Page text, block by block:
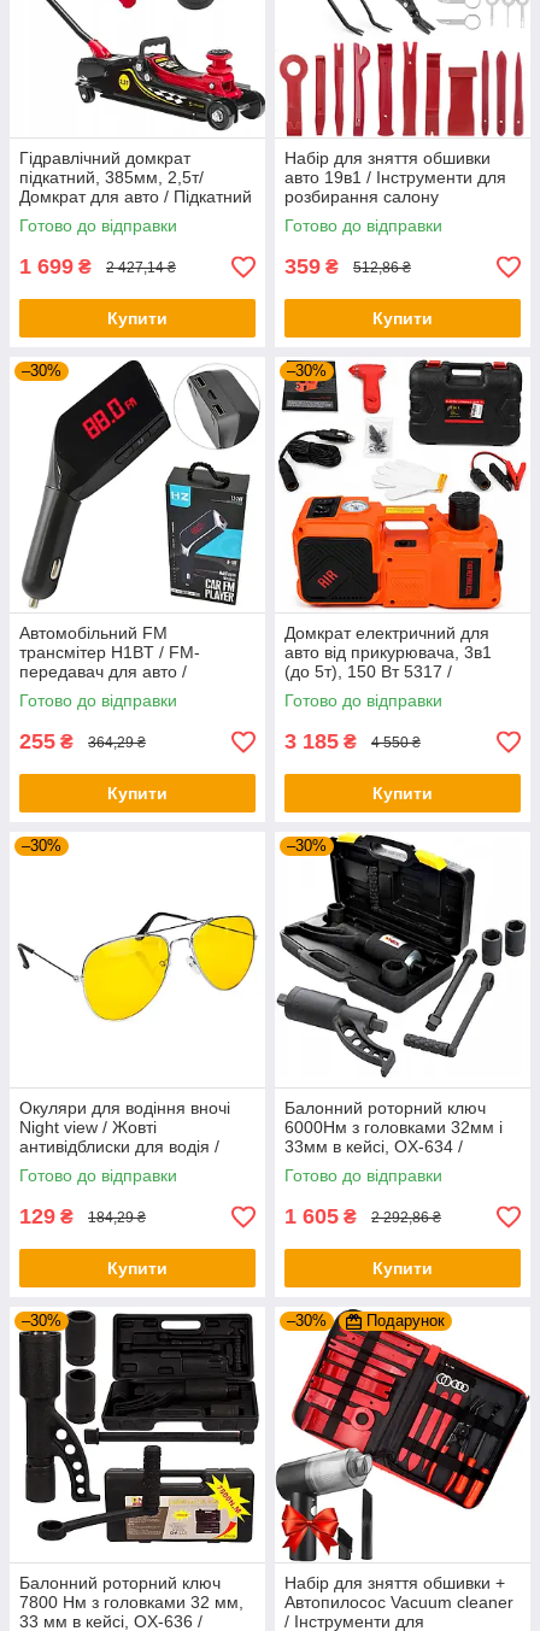
Гідравлічний домкрат
підкатний, 385мм, 2,5т/
Домкрат для авто / Підкатний
домкрат / Домкарат
гідравлічний
Готово до відправки
1 699 ₴ 2 427,14 ₴
Купити
Набір для зняття обшивки
авто 19в1 / Інструменти для
розбирання салону
автомобіля / Знімач обшивки
салону
Готово до відправки
359 ₴ 512,86 ₴
Купити
–30%
Автомобільний FM
трансмітер H1BT / FM-
передавач для авто /
Модулятор в машину від
прикурювача з двома USB
Готово до відправки
255 ₴ 364,29 ₴
Купити
–30%
Домкрат електричний для
авто від прикурювача, 3в1
(до 5т), 150 Вт 5317 /
Автомобільний домкрат
Готово до відправки
3 185 ₴ 4 550 ₴
Купити
–30%
Окуляри для водіння вночі
Night view / Жовті
антивідблиски для водія /
Чоловічі окуляри-антифари
Готово до відправки
129 ₴ 184,29 ₴
Купити
–30%
Балонний роторний ключ
6000Нм з головками 32мм і
33мм в кейсі, OX-634 /
Планетарний редукторний
ключ для коліс
Готово до відправки
1 605 ₴ 2 292,86 ₴
Купити
–30%
Балонний роторний ключ
7800 Нм з головками 32 мм,
33 мм в кейсі, OX-636 /
–30% Подарунок
Набір для зняття обшивки +
Автопилосос Vacuum cleaner
/ Інструменти для